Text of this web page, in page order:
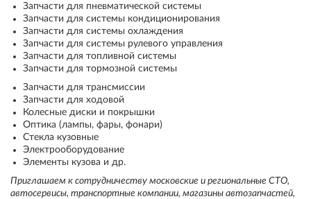
Запчасти для пневматической системы
Запчасти для системы кондиционирования
Запчасти для системы охлаждения
Запчасти для системы рулевого управления
Запчасти для топливной системы
Запчасти для тормозной системы
Запчасти для трансмиссии
Запчасти для ходовой
Колесные диски и покрышки
Оптика (лампы, фары, фонари)
Стекла кузовные
Электрооборудование
Элементы кузова и др.
Приглашаем к сотрудничеству московские и региональные СТО,
автосервисы, транспортные компании, магазины автозапчастей,